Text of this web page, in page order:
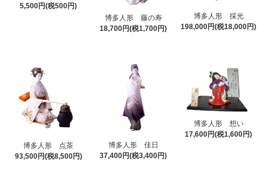
5,500円(税500円)
博多人形 藤の寿
18,700円(税1,700円)
博多人形 採光
198,000円(税18,000円)
博多人形 点茶
93,500円(税8,500円)
博多人形 佳日
37,400円(税3,400円)
博多人形 想い
17,600円(税1,600円)